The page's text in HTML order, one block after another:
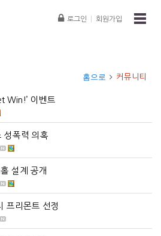
로그인 회원가입
홈으로 커뮤니티
Win!’ 이벤트
성폭력 의혹
설계 공개
프리몬트 선정